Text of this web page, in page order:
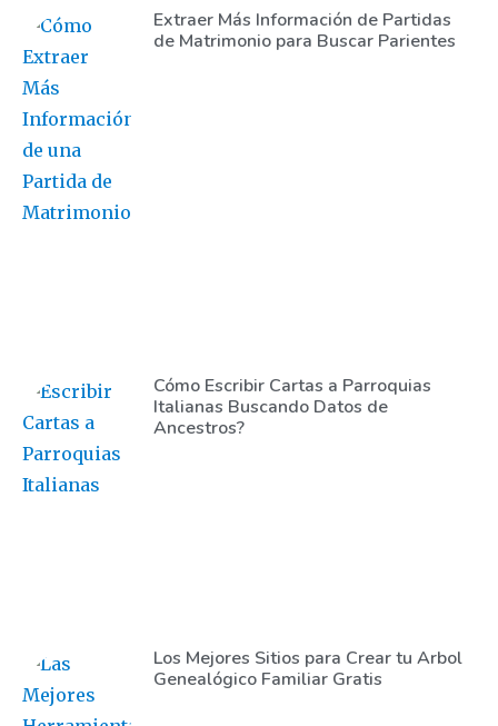
Extraer Más Información de Partidas
de Matrimonio para Buscar Parientes
Cómo Escribir Cartas a Parroquias
Italianas Buscando Datos de
Ancestros?
Los Mejores Sitios para Crear tu Arbol
Genealógico Familiar Gratis